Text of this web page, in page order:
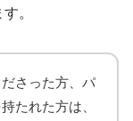
。
さった方、パ
たれた方は、